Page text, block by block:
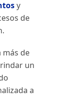
y
de
más de
un
a